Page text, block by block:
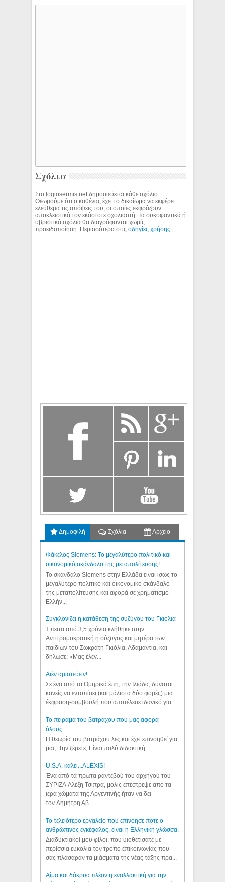
Σχόλια
Στο logiosermis.net δημοσιεύεται κάθε σχόλιο.
Θεωρούμε ότι ο καθένας έχει το δικαίωμα να εκφέρει
ελεύθερα τις απόψεις του, οι οποίες εκφράζουν
αποκλειστικά τον εκάστοτε σχολιαστή. Τα συκοφαντικά ή
υβριστικά σχόλια θα διαγράφονται χωρίς
προειδοποίηση. Περισσότερα στιςοδηγίες χρήσης
Δημοφιλή Σχόλια Αρχείο
Φάκελος Siemens: Το μεγαλύτερο πολιτικό και
οικονομικό σκάνδαλο της μεταπολίτευσης!
Το σκάνδαλο Siemens στην Ελλάδα είναι ίσως το
μεγαλύτερο πολιτικό και οικονομικό σκάνδαλο
της μεταπολίτευσης και αφορά σε χρηματισμό
Ελλήν...
Συγκλονίζει η κατάθεση της συζύγου του Γκιόλια
Έπειτα από 3,5 χρόνια κλήθηκε στην
Αντιτρομοκρατική η σύζυγος και μητέρα των
παιδιών του Σωκράτη Γκιόλια, Αδαμαντία, και
δήλωσε: «Μας έλεγ...
Aιέν αριστεύειν!
Σε ένα από τα Ομηρικά έπη, την Ιλιάδα, δύναται
κανείς να εντοπίσει (και μάλιστα δύο φορές) μια
έκφραση-συμβουλή που αποτέλεσε ιδανικό για...
Το πείραμα του βατράχου που μας αφορά
όλους...
Η θεωρία του βατράχου λες και έχει επινοηθεί για
μας. Την ξέρετε; Είναι πολύ διδακτική.
U.S.A. καλεί...ALEXIS!
Ένα από τα πρώτα ραντεβού του αρχηγού του
ΣΥΡΙΖΑ Αλέξη Τσίπρα, μόλις επέστρεψε από τα
ιερά χώματα της Αργεντινής ήταν να δει
τον Δημήτρη Αβ...
Το τελειότερο εργαλείο που επινόησε ποτε ο
ανθρώπινος εγκέφαλος, είναι η Ελληνική γλώσσα.
Διαδυκτιακοί μου φίλοι, που υιοθετίσατε με
περίσσια ευκολία τον τρόπο επικοινωνίας που
σας πλάσαραν τα μιάσματα της νέας τάξης πρα...
Αίμα και δάκρυα πλέον η εναλλακτική για την